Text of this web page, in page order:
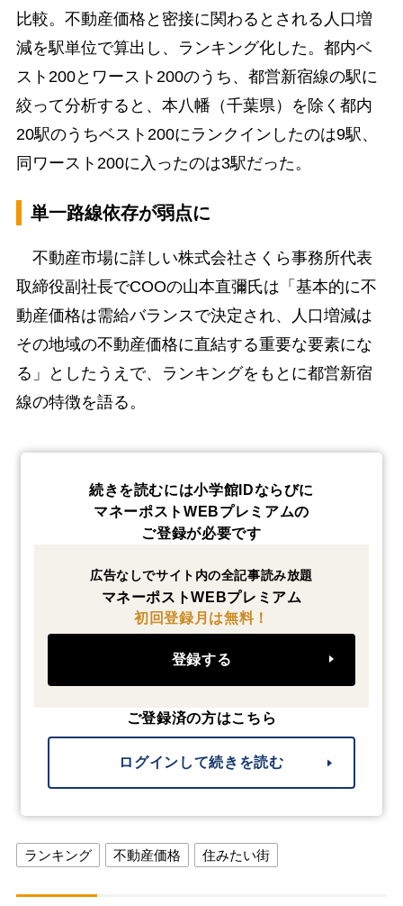
比較。不動産価格と密接に関わるとされる人口増
減を駅単位で算出し、ランキング化した。都内ベ
スト200とワースト200のうち、都営新宿線の駅に
絞って分析すると、本八幡（千葉県）を除く都内
20駅のうちベスト200にランクインしたのは9駅、
同ワースト200に入ったのは3駅だった。
単一路線依存が弱点に
不動産市場に詳しい株式会社さくら事務所代表
取締役副社長でCOOの山本直彌氏は「基本的に不
動産価格は需給バランスで決定され、人口増減は
その地域の不動産価格に直結する重要な要素にな
る」としたうえで、ランキングをもとに都営新宿
線の特徴を語る。
続きを読むには小学館IDならびに
マネーポストWEBプレミアムの
ご登録が必要です
広告なしでサイト内の全記事読み放題
マネーポストWEBプレミアム
初回登録月は無料！
登録する
ご登録済の方はこちら
ログインして続きを読む
ランキング 不動産価格 住みたい街